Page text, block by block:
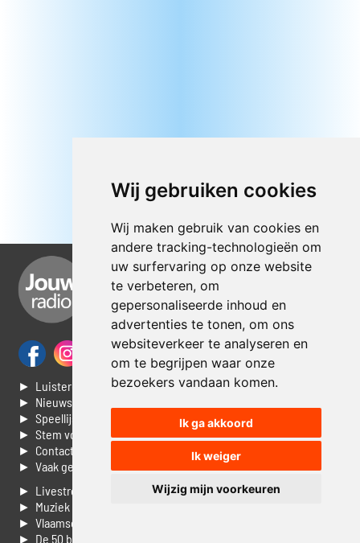
Wij gebruiken cookies
Wij maken gebruik van cookies en
andere tracking-technologieën om
uw surfervaring op onze website
te verbeteren, om
gepersonaliseerde inhoud en
advertenties te tonen, om ons
websiteverkeer te analyseren en
om te begrijpen waar onze
bezoekers vandaan komen.
Ik ga akkoord
Ik weiger
Wijzig mijn voorkeuren
► Luisteren naar Jouwradio
► Nieuws
► Speellijst
► Stem voor de Dag top 3
► Contacteer ons
► Vaak gestelde vragen
► Livestream informatie
► Muziek opzoeken
► Vlaamse 100 Aller tijden
► De 50 beste van...